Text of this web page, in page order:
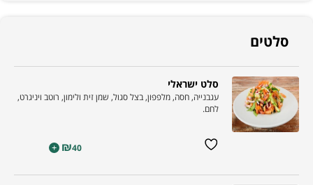
סלטים
סלט ישראלי
עגבנייה, חסה, מלפפון, בצל סגול, שמן זית ולימון, רוטב ויניגרט,
לחם.
₪40
+